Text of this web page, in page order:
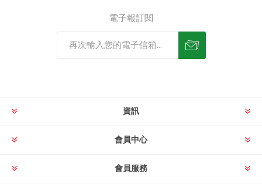
電子報訂閱
資訊
會員中心
會員服務